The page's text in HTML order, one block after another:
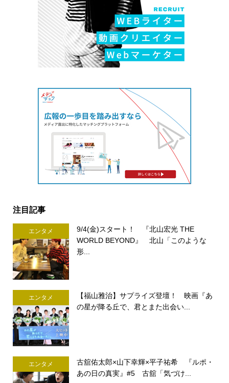
注目記事
エンタメ
9/4(金)スタート！ 『北山宏光 THE
WORLD BEYOND』 北山「このような
形...
エンタメ
【福山雅治】サプライズ登壇！ 映画『あ
の星が降る丘で、君とまた出会い...
エンタメ
古舘佑太郎×山下幸輝×平子祐希 『ルポ・
あの日の真実』#5 古舘「気づけ...